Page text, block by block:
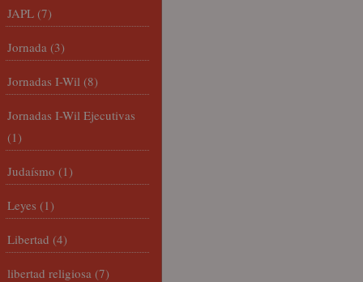
JAPL (7)
Jornada (3)
Jornadas I-Wil (8)
Jornadas I-Wil Ejecutivas
(1)
Judaísmo (1)
Leyes (1)
Libertad (4)
libertad religiosa (7)